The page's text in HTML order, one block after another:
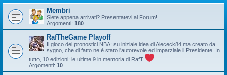
Membri
Siete appena arrivati? Presentatevi al Forum!
Argomenti: 180
RafTheGame Playoff
Il gioco dei pronostici NBA: su iniziale idea di Alececk84 ma creato da
sygno, che di fatto ne è stato l'autorevole ed imparziale il Presidente. In
tutto, 10 edizioni: le ultime 9 in memoria di RafT
Argomenti: 10